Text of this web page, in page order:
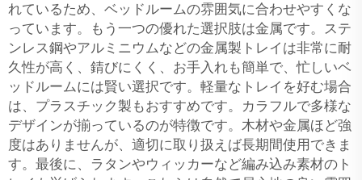
れているため、ベッドルームの雰囲気に合わせやすくな
っています。もう一つの優れた選択肢は金属です。ステ
ンレス鋼やアルミニウムなどの金属製トレイは非常に耐
久性が高く、錆びにくく、お手入れも簡単で、忙しいベ
ッドルームには賢い選択です。軽量なトレイを好む場合
は、プラスチック製もおすすめです。カラフルで多様な
デザインが揃っているのが特徴です。木材や金属ほど強
度はありませんが、適切に取り扱えば長期間使用できま
す。最後に、ラタンやウィッカーなど編み込み素材のト